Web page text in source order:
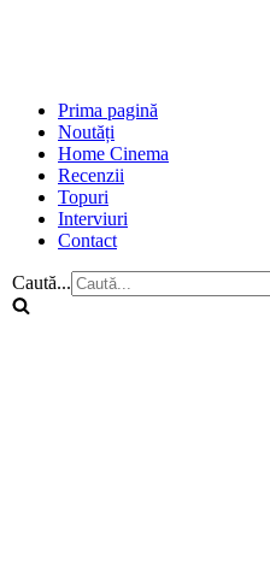
Prima pagină
Noutăți
Home Cinema
Recenzii
Topuri
Interviuri
Contact
Caută...